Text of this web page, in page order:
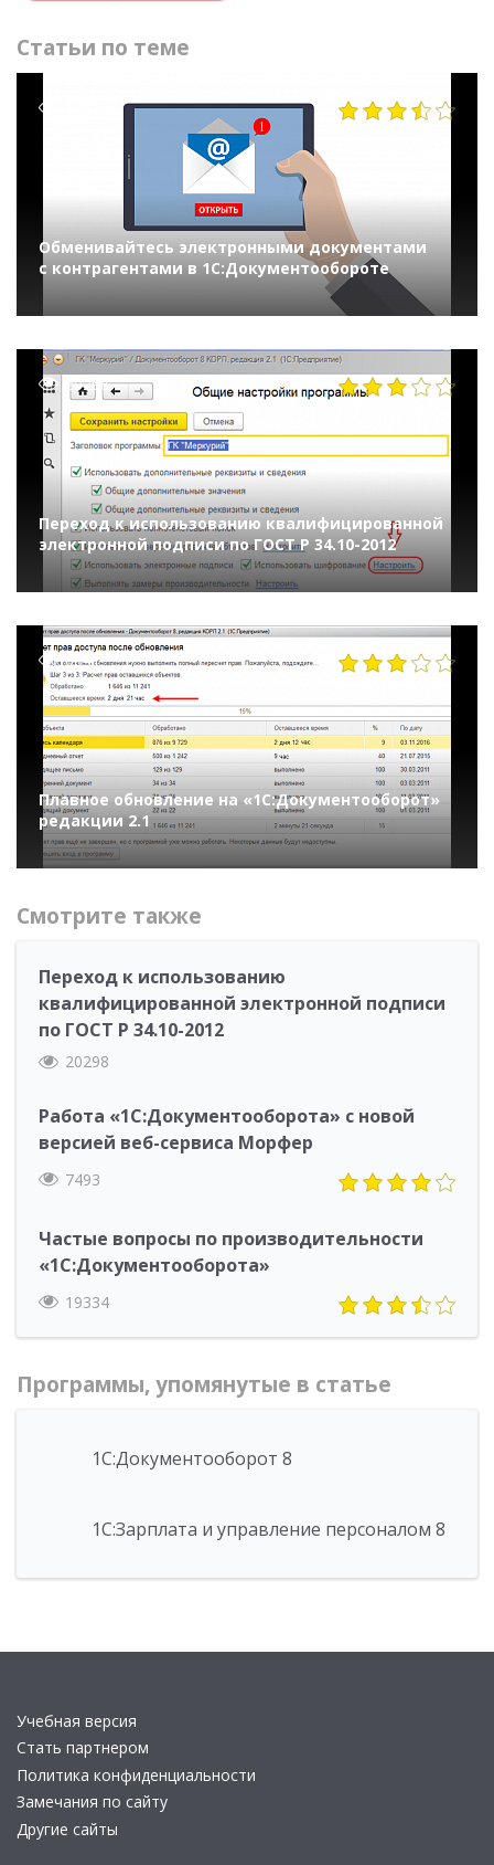
Статьи по теме
Обменивайтесь электронными документами
с контрагентами в 1С:Документообороте
20298
Переход к использованию квалифицированной
электронной подписи по ГОСТ Р 34.10-2012
6841
Плавное обновление на «1С:Документооборот»
редакции 2.1
Смотрите также
Переход к использованию
квалифицированной электронной подписи
по ГОСТ Р 34.10-2012
20298
Работа «1С:Документооборота» с новой
версией веб-сервиса Морфер
7493
Частые вопросы по производительности
«1С:Документооборота»
19334
Программы, упомянутые в статье
1С:Документооборот 8
1С:Зарплата и управление персоналом 8
Учебная версия
Стать партнером
Политика конфиденциальности
Замечания по сайту
Другие сайты